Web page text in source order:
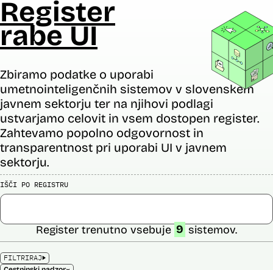
Register
rabe UI
Zbiramo podatke o uporabi
umetnointeligenčnih sistemov v slovenskem
javnem sektorju ter na njihovi podlagi
ustvarjamo celovit in vsem dostopen register.
Zahtevamo popolno odgovornost in
transparentnost pri uporabi UI v javnem
sektorju.
IŠČI PO REGISTRU
FILTRIRAJ
Register trenutno vsebuje 9 sistemov.